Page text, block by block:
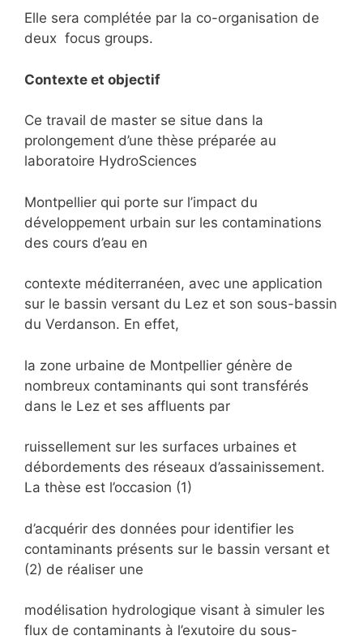
Elle sera complétée par la co-organisation de
deux focus groups.
Contexte et objectif
Ce travail de master se situe dans la
prolongement d’une thèse préparée au
laboratoire HydroSciences
Montpellier qui porte sur l’impact du
développement urbain sur les contaminations
des cours d’eau en
contexte méditerranéen, avec une application
sur le bassin versant du Lez et son sous-bassin
du Verdanson. En effet,
la zone urbaine de Montpellier génère de
nombreux contaminants qui sont transférés
dans le Lez et ses affluents par
ruissellement sur les surfaces urbaines et
débordements des réseaux d’assainissement.
La thèse est l’occasion (1)
d’acquérir des données pour identifier les
contaminants présents sur le bassin versant et
(2) de réaliser une
modélisation hydrologique visant à simuler les
flux de contaminants à l’exutoire du sous-